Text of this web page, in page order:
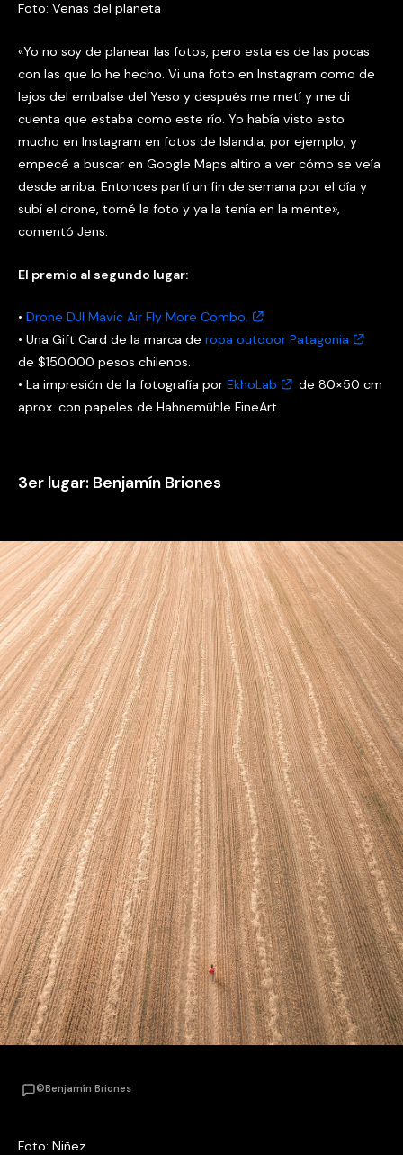
Foto: Venas del planeta
«Yo no soy de planear las fotos, pero esta es de las pocas
con las que lo he hecho. Vi una foto en Instagram como de
lejos del embalse del Yeso y después me metí y me di
cuenta que estaba como este río. Yo había visto esto
mucho en Instagram en fotos de Islandia, por ejemplo, y
empecé a buscar en Google Maps altiro a ver cómo se veía
desde arriba. Entonces partí un fin de semana por el día y
subí el drone, tomé la foto y ya la tenía en la mente»,
comentó Jens.
El premio al segundo lugar:
• Drone DJI Mavic Air Fly More Combo.
• Una Gift Card de la marca de ropa outdoor Patagonia
de $150.000 pesos chilenos.
• La impresión de la fotografía por EkhoLab
de 80×50 cm
aprox. con papeles de Hahnemühle FineArt.
3er lugar: Benjamín Briones
©Benjamín Briones
Foto: Niñez